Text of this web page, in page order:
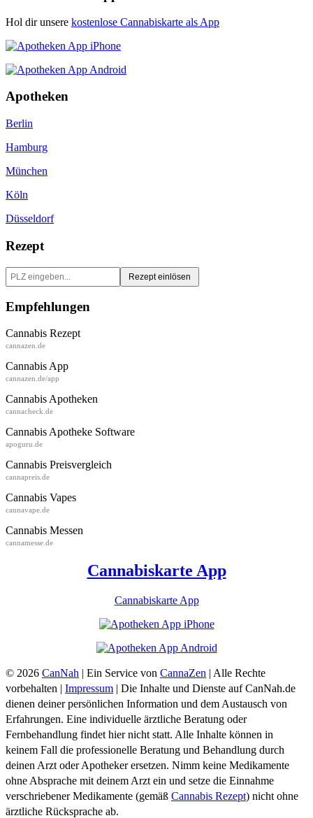
Hol dir unsere kostenlose Cannabiskarte als App
Apotheken
Berlin
Hamburg
München
Köln
Düsseldorf
Rezept
Rezept einlösen
Empfehlungen
Cannabis Rezept
cannazen.de
Cannabis App
cannazen.de/app
Cannabis Apotheken
cannacheck.de
Cannabis Apotheke Software
apoguru.de
Cannabis Preisvergleich
cannapreis.de
Cannabis Vapes
cannavape.de
Cannabis Messen
cannamesse.de
Cannabiskarte App
Cannabiskarte App
© 2026 CanNah | Ein Service von CannaZen | Alle Rechte
vorbehalten | Impressum | Die Inhalte und Dienste auf CanNah.de
dienen deiner persönlichen Information und dem Austausch von
Erfahrungen. Eine individuelle ärztliche Beratung oder
Fernbehandlung findet hier nicht statt. Alle Inhalte können in
keinem Fall die professionelle Beratung und Behandlung durch
deinen Arzt oder Apotheker ersetzen. Nimm keine Medikamente
ohne Absprache mit deinem Arzt ein und setze die Einnahme
verschriebener Medikamente (gemäß Cannabis Rezept) nicht ohne
ärztliche Rücksprache ab.